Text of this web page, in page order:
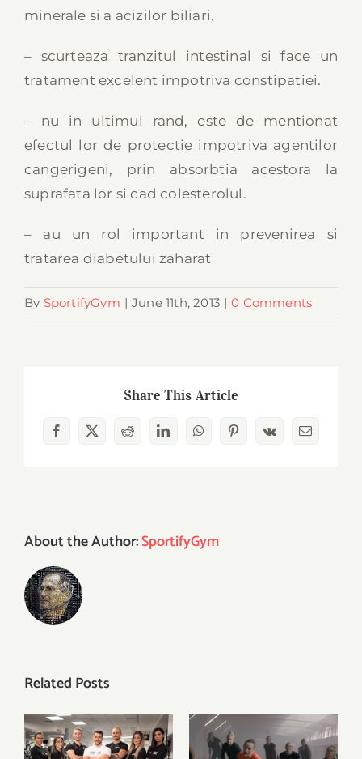
minerale si a acizilor biliari.
– scurteaza tranzitul intestinal si face un
tratament excelent impotriva constipatiei.
– nu in ultimul rand, este de mentionat
efectul lor de protectie impotriva agentilor
cangerigeni, prin absorbtia acestora la
suprafata lor si cad colesterolul.
– au un rol important in prevenirea si
tratarea diabetului zaharat
By SportifyGym | June 11th, 2013 | 0 Comments
Share This Article
Facebook
X RedditLinkedInWhatsAppPinterest
Vk Email
About the Author:SportifyGym
Related Posts
și-a lansat primul
single, iar Mireya